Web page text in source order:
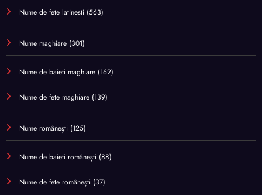
Nume de fete latinesti (563)
Nume maghiare (301)
Nume de baieti maghiare (162)
Nume de fete maghiare (139)
Nume românești (125)
Nume de baieti românești (88)
Nume de fete românești (37)